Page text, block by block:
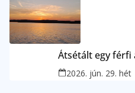
Átsétált egy férfi
2026. jún. 29. hét